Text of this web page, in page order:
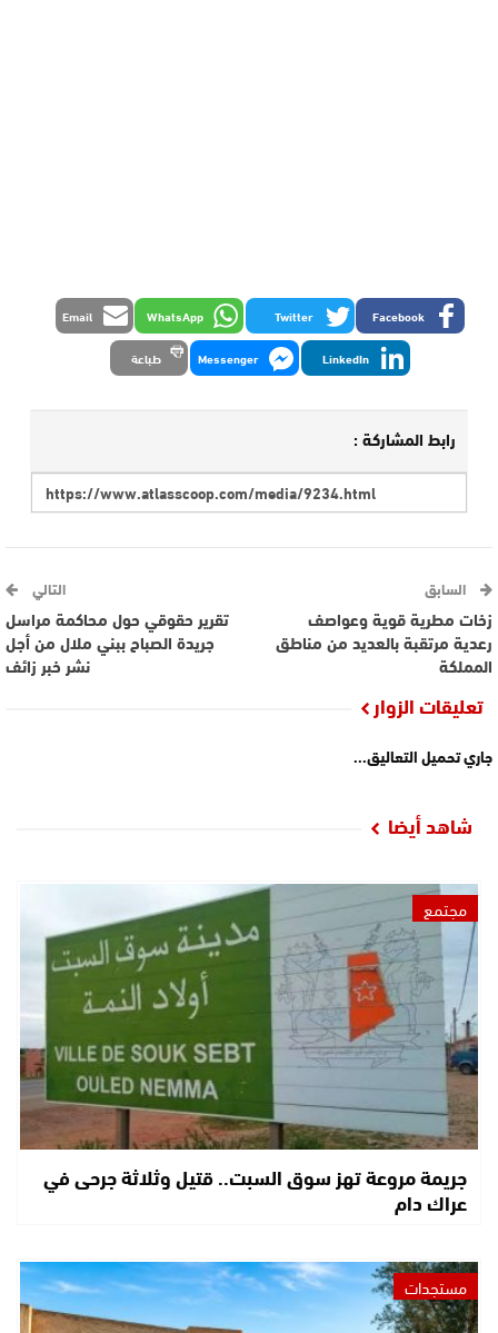
Facebook
Twitter
WhatsApp
Email
LinkedIn
Messenger طباعة
رابط المشاركة :
السابق
زخات مطرية قوية وعواصف
رعدية مرتقبة بالعديد من مناطق
المملكة
التالي
تقرير حقوقي حول محاكمة مراسل
جريدة الصباح ببني ملال من أجل
نشر خبر زائف
تعليقات الزوار
جاري تحميل التعاليق...
شاهد أيضا
مجتمع
جريمة مروعة تهز سوق السبت.. قتيل وثلاثة جرحى في
عراك دام
مستجدات